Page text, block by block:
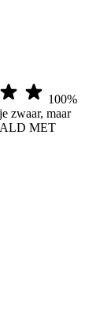
100%
zwaar, maar
MET